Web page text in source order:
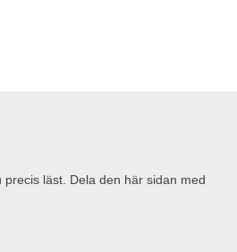
läst. Dela den här sidan med